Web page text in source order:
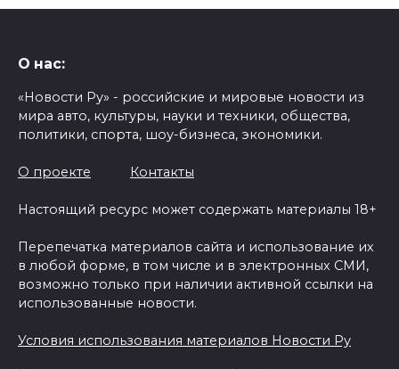
О нас:
«Новости Ру» - российские и мировые новости из
мира авто, культуры, науки и техники, общества,
политики, спорта, шоу-бизнеса, экономики.
О проекте Контакты
Настоящий ресурс может содержать материалы 18+
Перепечатка материалов сайта и использование их
в любой форме, в том числе и в электронных СМИ,
возможно только при наличии активной ссылки на
использованные новости.
Условия использования материалов Новости Ру